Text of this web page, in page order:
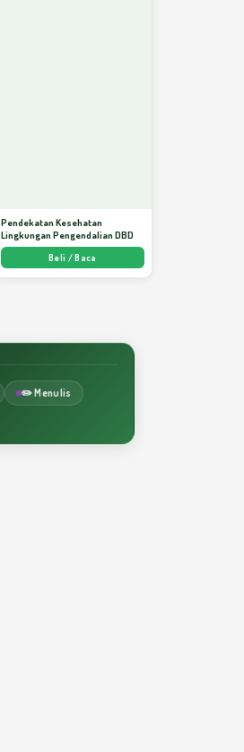
Pendekatan Kesehatan
Lingkungan Pengendalian DBD
Beli / Baca
✏️ Menulis